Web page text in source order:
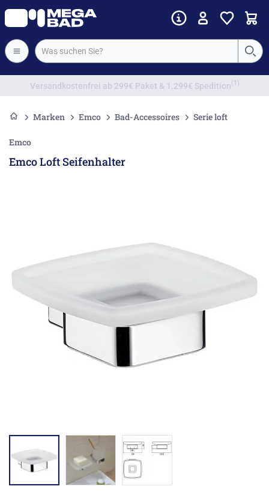
Vorkassenrabatt
Marken Emco Bad-Accessoires Serie loft
Emco
Emco Loft Seifenhalter